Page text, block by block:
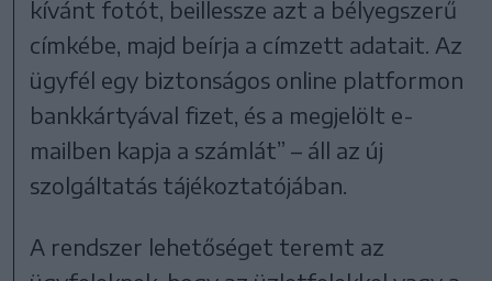
kívánt fotót, beillessze azt a bélyegszerű
címkébe, majd beírja a címzett adatait. Az
ügyfél egy biztonságos online platformon
bankkártyával fizet, és a megjelölt e-
mailben kapja a számlát” – áll az új
szolgáltatás tájékoztatójában.
A rendszer lehetőséget teremt az